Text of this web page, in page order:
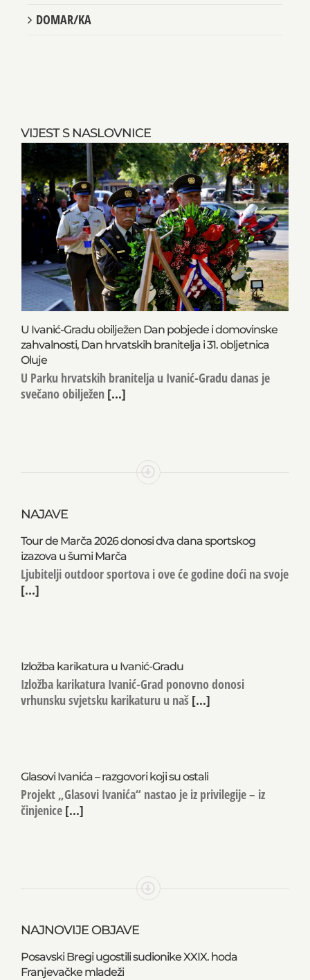
VIJEST S NASLOVNICE
U Ivanić-Gradu obilježen Dan pobjede i domovinske
zahvalnosti, Dan hrvatskih branitelja i 31. obljetnica
Oluje
U Parku hrvatskih branitelja u Ivanić-Gradu danas je
svečano obilježen [...]
NAJAVE
Tour de Marča 2026 donosi dva dana sportskog
izazova u šumi Marča
Ljubitelji outdoor sportova i ove će godine doći na svoje
[...]
Izložba karikatura u Ivanić-Gradu
Izložba karikatura Ivanić-Grad ponovno donosi
vrhunsku svjetsku karikaturu u naš [...]
Glasovi Ivanića – razgovori koji su ostali
Projekt „Glasovi Ivanića“ nastao je iz privilegije – iz
činjenice [...]
NAJNOVIJE OBJAVE
Posavski Bregi ugostili sudionike XXIX. hoda
Franjevačke mladeži
DOMAR/KA